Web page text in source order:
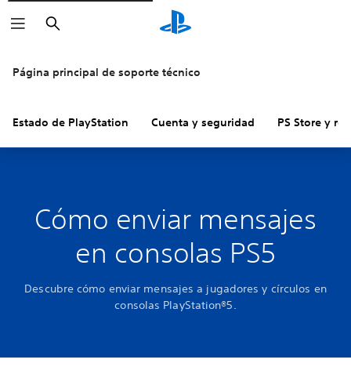
Buscar
Página principal de soporte técnico
Estado de PlayStation Cuenta y seguridad PS Store y
Cómo enviar mensajes
en consolas PS5
Descubre cómo enviar mensajes a jugadores y círculos en
consolas PlayStation®5.